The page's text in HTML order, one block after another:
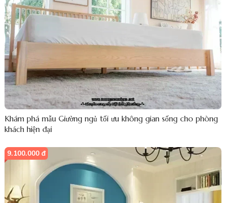
Khám phá mẫu Giường ngủ tối ưu không gian sống cho phòng
khách hiện đại
9.100.000 đ